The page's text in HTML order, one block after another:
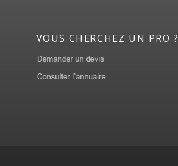
VOUS CHERCHEZ UN PRO ?